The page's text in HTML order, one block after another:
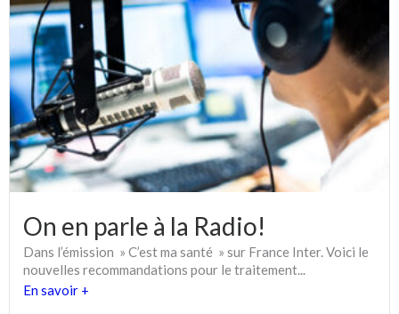
On en parle à la Radio!
Dans l’émission » C’est ma santé » sur France Inter. Voici le
nouvelles recommandations pour le traitement...
En savoir +